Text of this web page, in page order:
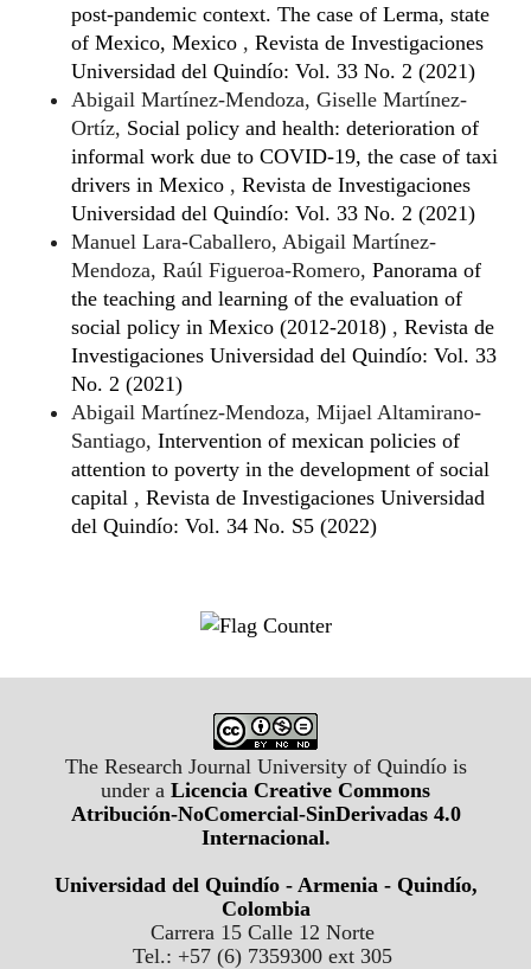
post-pandemic context. The case of Lerma, state
of Mexico, Mexico , Revista de Investigaciones
Universidad del Quindío: Vol. 33 No. 2 (2021)
Abigail Martínez-Mendoza, Giselle Martínez-
Ortíz, Social policy and health: deterioration of
informal work due to COVID-19, the case of taxi
drivers in Mexico , Revista de Investigaciones
Universidad del Quindío: Vol. 33 No. 2 (2021)
Manuel Lara-Caballero, Abigail Martínez-
Mendoza, Raúl Figueroa-Romero, Panorama of
the teaching and learning of the evaluation of
social policy in Mexico (2012-2018) , Revista de
Investigaciones Universidad del Quindío: Vol. 33
No. 2 (2021)
Abigail Martínez-Mendoza, Mijael Altamirano-
Santiago, Intervention of mexican policies of
attention to poverty in the development of social
capital , Revista de Investigaciones Universidad
del Quindío: Vol. 34 No. S5 (2022)
The Research Journal University of Quindío is
under a Licencia Creative Commons
Atribución-NoComercial-SinDerivadas 4.0
Internacional.
Universidad del Quindío - Armenia - Quindío,
Colombia
Carrera 15 Calle 12 Norte
Tel.: +57 (6) 7359300 ext 305